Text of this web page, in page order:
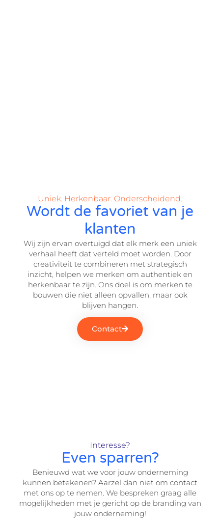
Uniek. Herkenbaar. Onderscheidend.
Wordt de favoriet van je
klanten
Wij zijn ervan overtuigd dat elk merk een uniek
verhaal heeft dat verteld moet worden. Door
creativiteit te combineren met strategisch
inzicht, helpen we merken om authentiek en
herkenbaar te zijn. Ons doel is om merken te
bouwen die niet alleen opvallen, maar ook
blijven hangen.
Contact
Interesse?
Even sparren?
Benieuwd wat we voor jouw onderneming
kunnen betekenen? Aarzel dan niet om contact
met ons op te nemen. We bespreken graag alle
mogelijkheden met je gericht op de branding van
jouw onderneming!